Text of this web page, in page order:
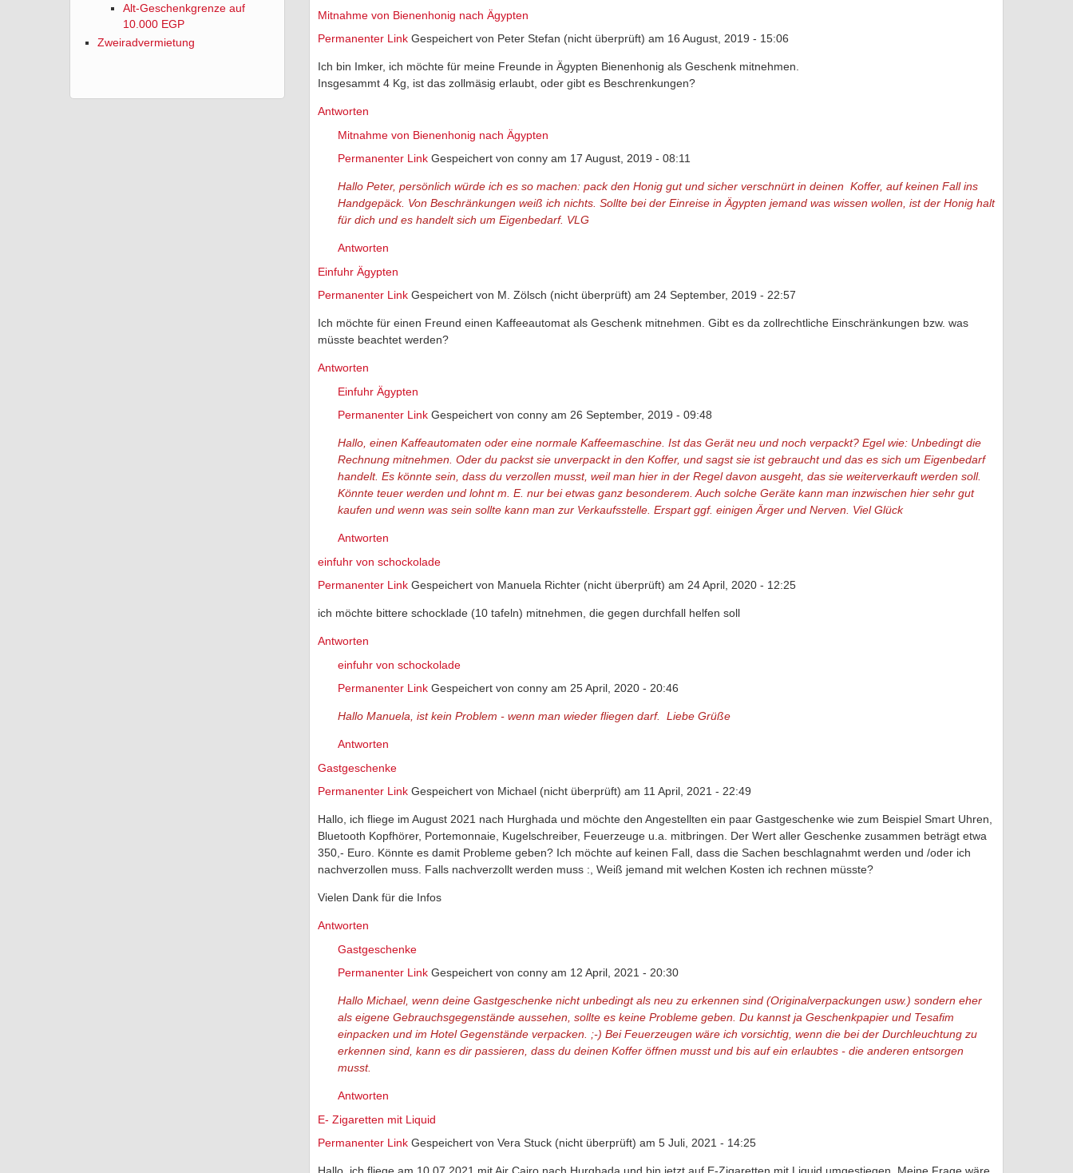
Alt-Geschenkgrenze auf
10.000 EGP
Zweiradvermietung
Mitnahme von Bienenhonig nach Ägypten
Permanenter Link Gespeichert von Peter Stefan (nicht überprüft) am 16 August, 2019 - 15:06
Ich bin Imker, ich möchte für meine Freunde in Ägypten Bienenhonig als Geschenk mitnehmen.
Insgesammt 4 Kg, ist das zollmäsig erlaubt, oder gibt es Beschrenkungen?
Antworten
Mitnahme von Bienenhonig nach Ägypten
Permanenter Link Gespeichert von conny am 17 August, 2019 - 08:11
Hallo Peter, persönlich würde ich es so machen: pack den Honig gut und sicher verschnürt in deinen Koffer, auf keinen Fall ins
Handgepäck. Von Beschränkungen weiß ich nichts. Sollte bei der Einreise in Ägypten jemand was wissen wollen, ist der Honig halt
für dich und es handelt sich um Eigenbedarf. VLG
Antworten
Einfuhr Ägypten
Permanenter Link Gespeichert von M. Zölsch (nicht überprüft) am 24 September, 2019 - 22:57
Ich möchte für einen Freund einen Kaffeeautomat als Geschenk mitnehmen. Gibt es da zollrechtliche Einschränkungen bzw. was
müsste beachtet werden?
Antworten
Einfuhr Ägypten
Permanenter Link Gespeichert von conny am 26 September, 2019 - 09:48
Hallo, einen Kaffeautomaten oder eine normale Kaffeemaschine. Ist das Gerät neu und noch verpackt? Egel wie: Unbedingt die
Rechnung mitnehmen. Oder du packst sie unverpackt in den Koffer, und sagst sie ist gebraucht und das es sich um Eigenbedarf
handelt. Es könnte sein, dass du verzollen musst, weil man hier in der Regel davon ausgeht, das sie weiterverkauft werden soll.
Könnte teuer werden und lohnt m. E. nur bei etwas ganz besonderem. Auch solche Geräte kann man inzwischen hier sehr gut
kaufen und wenn was sein sollte kann man zur Verkaufsstelle. Erspart ggf. einigen Ärger und Nerven. Viel Glück
Antworten
einfuhr von schockolade
Permanenter Link Gespeichert von Manuela Richter (nicht überprüft) am 24 April, 2020 - 12:25
ich möchte bittere schocklade (10 tafeln) mitnehmen, die gegen durchfall helfen soll
Antworten
einfuhr von schockolade
Permanenter Link Gespeichert von conny am 25 April, 2020 - 20:46
Hallo Manuela, ist kein Problem - wenn man wieder fliegen darf. Liebe Grüße
Antworten
Gastgeschenke
Permanenter Link Gespeichert von Michael (nicht überprüft) am 11 April, 2021 - 22:49
Hallo, ich fliege im August 2021 nach Hurghada und möchte den Angestellten ein paar Gastgeschenke wie zum Beispiel Smart Uhren,
Bluetooth Kopfhörer, Portemonnaie, Kugelschreiber, Feuerzeuge u.a. mitbringen. Der Wert aller Geschenke zusammen beträgt etwa
350,- Euro. Könnte es damit Probleme geben? Ich möchte auf keinen Fall, dass die Sachen beschlagnahmt werden und /oder ich
nachverzollen muss. Falls nachverzollt werden muss :, Weiß jemand mit welchen Kosten ich rechnen müsste?
Vielen Dank für die Infos
Antworten
Gastgeschenke
Permanenter Link Gespeichert von conny am 12 April, 2021 - 20:30
Hallo Michael, wenn deine Gastgeschenke nicht unbedingt als neu zu erkennen sind (Originalverpackungen usw.) sondern eher
als eigene Gebrauchsgegenstände aussehen, sollte es keine Probleme geben. Du kannst ja Geschenkpapier und Tesafim
einpacken und im Hotel Gegenstände verpacken. ;-) Bei Feuerzeugen wäre ich vorsichtig, wenn die bei der Durchleuchtung zu
erkennen sind, kann es dir passieren, dass du deinen Koffer öffnen musst und bis auf ein erlaubtes - die anderen entsorgen
musst.
Antworten
E- Zigaretten mit Liquid
Permanenter Link Gespeichert von Vera Stuck (nicht überprüft) am 5 Juli, 2021 - 14:25
Hallo, ich fliege am 10.07.2021 mit Air Cairo nach Hurghada und bin jetzt auf E-Zigaretten mit Liquid umgestiegen. Meine Frage wäre,